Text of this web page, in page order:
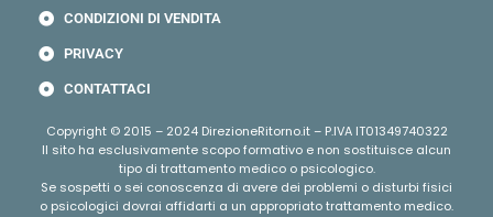
CONDIZIONI DI VENDITA
PRIVACY
CONTATTACI
Copyright © 2015 – 2024 DirezioneRitorno.it – P.IVA IT01349740322
Il sito ha esclusivamente scopo formativo e non sostituisce alcun
tipo di trattamento medico o psicologico.
Se sospetti o sei conoscenza di avere dei problemi o disturbi fisici
o psicologici dovrai affidarti a un appropriato trattamento medico.